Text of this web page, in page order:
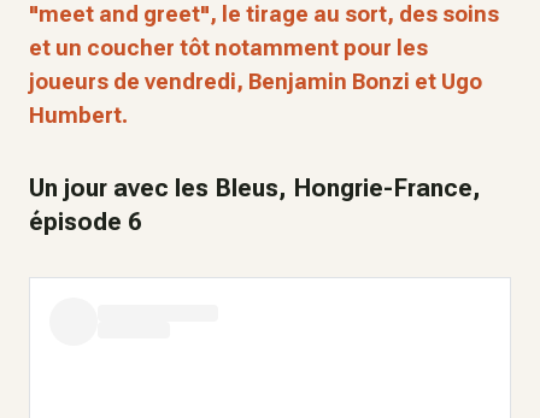
"meet and greet", le tirage au sort, des soins
et un coucher tôt notamment pour les
joueurs de vendredi, Benjamin Bonzi et Ugo
Humbert.
Un jour avec les Bleus, Hongrie-France,
épisode 6